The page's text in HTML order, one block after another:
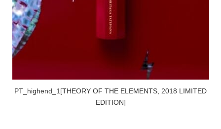
PT_highend_1[THEORY OF THE ELEMENTS, 2018 LIMITED
EDITION]